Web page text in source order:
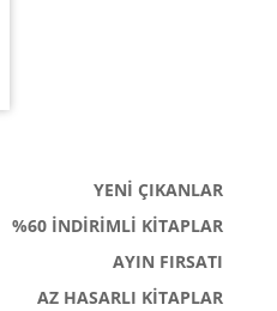
YENİ ÇIKANLAR
%60 İNDİRİMLİ KİTAPLAR
AYIN FIRSATI
AZ HASARLI KİTAPLAR